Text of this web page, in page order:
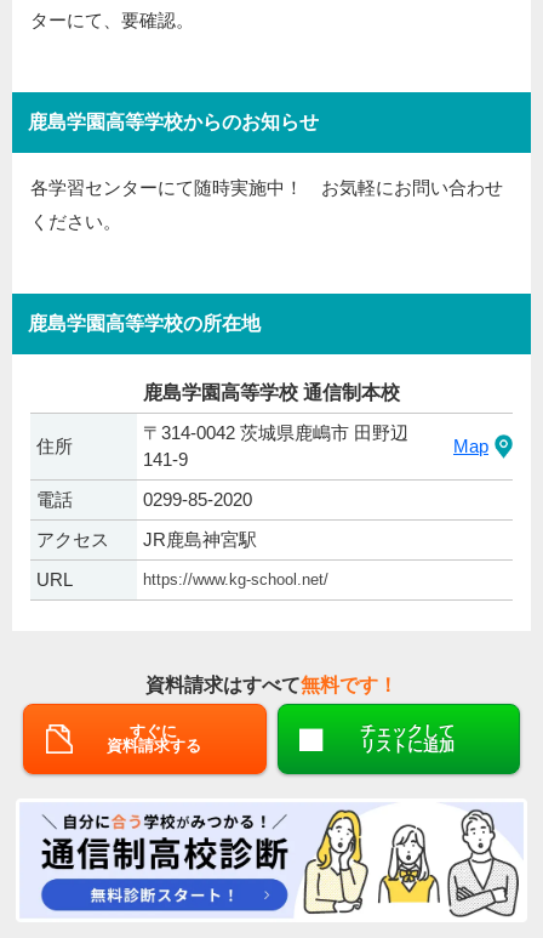
ターにて、要確認。
鹿島学園高等学校からのお知らせ
各学習センターにて随時実施中！ お気軽にお問い合わせ
ください。
鹿島学園高等学校の所在地
鹿島学園高等学校 通信制本校
住所
〒314-0042 茨城県鹿嶋市 田野辺
141-9
Map
電話
0299-85-2020
アクセス
JR鹿島神宮駅
URL
https://www.kg-school.net/
資料請求はすべて無料です！
すぐに
資料請求する
チェックして
リストに追加